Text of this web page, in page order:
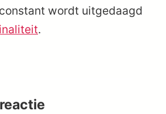
wordt uitgedaagd
.